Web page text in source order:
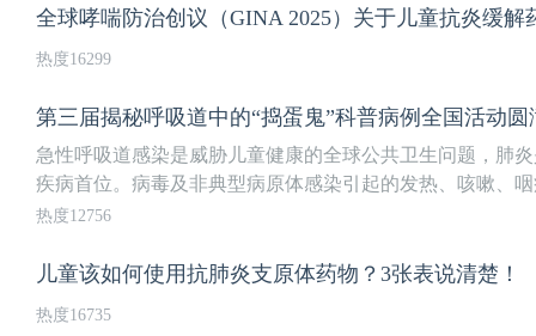
全球哮喘防治创议（GINA 2025）关于儿童抗炎缓
热度16299
第三届揭秘呼吸道中的“捣蛋鬼”科普病例全国活动圆
急性呼吸道感染是威胁儿童健康的全球公共卫生问题，肺
疾病首位。病毒及非典型病原体感染引起的发热、咳嗽、
热度12756
儿童该如何使用抗肺炎支原体药物？3张表说清楚！
热度16735